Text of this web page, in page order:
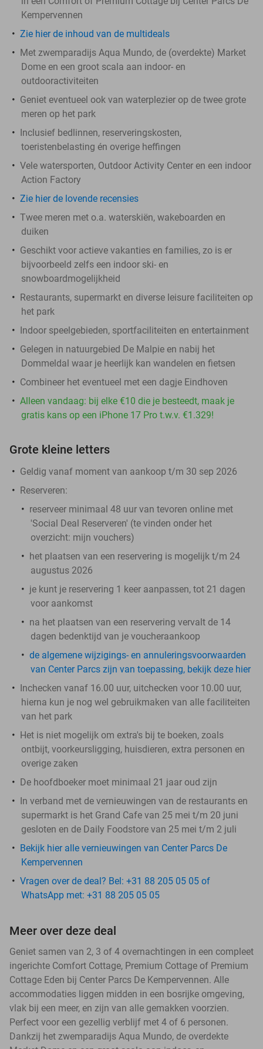
Kempervennen
Zie hier de inhoud van de multideals
Met zwemparadijs Aqua Mundo, de (overdekte) Market
Dome en een groot scala aan indoor- en
outdooractiviteiten
Geniet eventueel ook van waterplezier op de twee grote
meren op het park
Inclusief bedlinnen, reserveringskosten,
toeristenbelasting én overige heffingen
Vele watersporten, Outdoor Activity Center en een indoor
Action Factory
Zie hier de lovende recensies
Twee meren met o.a. waterskiën, wakeboarden en
duiken
Geschikt voor actieve vakanties en families, zo is er
bijvoorbeeld zelfs een indoor ski- en
snowboardmogelijkheid
Restaurants, supermarkt en diverse leisure faciliteiten op
het park
Indoor speelgebieden, sportfaciliteiten en entertainment
Gelegen in natuurgebied De Malpie en nabij het
Dommeldal waar je heerlijk kan wandelen en fietsen
Combineer het eventueel met een dagje Eindhoven
Alleen vandaag: bij elke €10 die je besteedt, maak je
gratis kans op een iPhone 17 Pro t.w.v. €1.329!
Grote kleine letters
Geldig vanaf moment van aankoop t/m 30 sep 2026
Reserveren:
reserveer minimaal 48 uur van tevoren online met
'Social Deal Reserveren' (te vinden onder het
overzicht: mijn vouchers)
het plaatsen van een reservering is mogelijk t/m 24
augustus 2026
je kunt je reservering 1 keer aanpassen, tot 21 dagen
voor aankomst
na het plaatsen van een reservering vervalt de 14
dagen bedenktijd van je voucheraankoop
de algemene wijzigings- en annuleringsvoorwaarden
van Center Parcs zijn van toepassing, bekijk deze hier
Inchecken vanaf 16.00 uur, uitchecken voor 10.00 uur,
hierna kun je nog wel gebruikmaken van alle faciliteiten
van het park
Het is niet mogelijk om extra's bij te boeken, zoals
ontbijt, voorkeursligging, huisdieren, extra personen en
overige zaken
De hoofdboeker moet minimaal 21 jaar oud zijn
In verband met de vernieuwingen van de restaurants en
supermarkt is het Grand Cafe van 25 mei t/m 20 juni
gesloten en de Daily Foodstore van 25 mei t/m 2 juli
Bekijk hier alle vernieuwingen van Center Parcs De
Kempervennen
Vragen over de deal? Bel: +31 88 205 05 05 of
WhatsApp met: +31 88 205 05 05
Meer over deze deal
Geniet samen van 2, 3 of 4 overnachtingen in een compleet
ingerichte Comfort Cottage, Premium Cottage of Premium
Cottage Eden bij Center Parcs De Kempervennen. Alle
accommodaties liggen midden in een bosrijke omgeving,
vlak bij een meer, en zijn van alle gemakken voorzien.
Perfect voor een gezellig verblijf met 4 of 6 personen.
Dankzij het zwemparadijs Aqua Mundo, de overdekte